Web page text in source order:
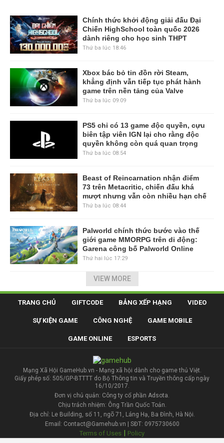
Chính thức khởi động giải đấu Đại
Chiến HighSchool toàn quốc 2026
dành riêng cho học sinh THPT
Thứ ba lúc 18:46
Xbox bác bỏ tin đồn rời Steam,
khẳng định vẫn tiếp tục phát hành
game trên nền tảng của Valve
Thứ ba lúc 09:09
PS5 chỉ có 13 game độc quyền, cựu
biên tập viên IGN lại cho rằng độc
quyền không còn quá quan trọng
Thứ ba lúc 08:54
Beast of Reincarnation nhận điểm
73 trên Metacritic, chiến đấu khá
mượt nhưng vẫn còn nhiều hạn chế
Thứ ba lúc 08:44
Palworld chính thức bước vào thế
giới game MMORPG trên di động:
Garena công bố Palworld Online
Thứ hai lúc 17:29
VIEW MORE
TRANG CHỦ GIFTCODE BẢNG XẾP HẠNG VIDEO
SỰ KIỆN GAME CÔNG NGHỆ GAME MOBILE
GAME ONLINE ESPORTS
Mạng Xã Hội GameHub.vn - Mạng xã hội dành cho game thủ Việt.
Giấy phép số: 505/GP-BTTTT do Bộ Thông tin và Truyền thông cấp ngày
16/10/2017.
Đơn vị chủ quản: Công ty cổ phần Adsota.
Chịu trách nhiệm: Ông Trần Quốc Toản.
Địa chỉ: Le Building, số 11, ngõ 71, Láng Hạ, Ba Đình, Hà Nội.
Email: Contact@Gamehub.vn | SĐT: 0975730600
Terms of Uses | Policy